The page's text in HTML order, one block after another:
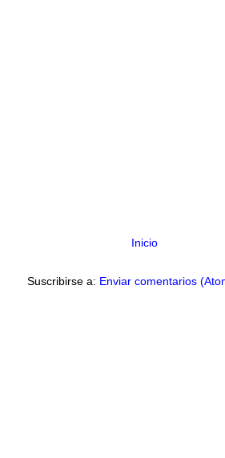
Inicio
Suscribirse a: Enviar comentarios